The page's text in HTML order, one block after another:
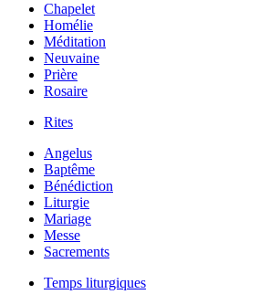
Chapelet
Homélie
Méditation
Neuvaine
Prière
Rosaire
Rites
Angelus
Baptême
Bénédiction
Liturgie
Mariage
Messe
Sacrements
Temps liturgiques